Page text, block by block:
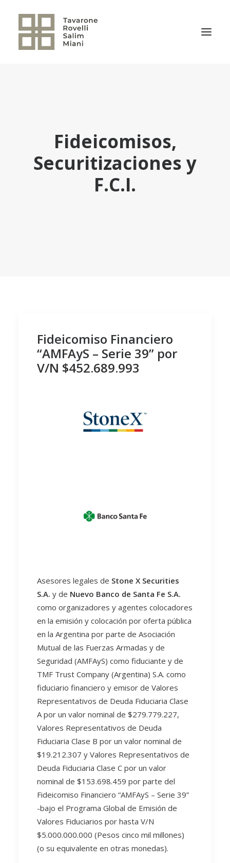
NUESTRO EQUIPO
TRANSACCIONES RELEVANTES
Fideicomisos,
Securitizaciones y
F.C.I.
Fideicomiso Financiero
“AMFAyS – Serie 39” por
V/N $452.689.993
Asesores legales de Stone X Securities
S.A. y de Nuevo Banco de Santa Fe S.A.
como organizadores y agentes colocadores
en la emisión y colocación por oferta pública
en la Argentina por parte de Asociación
Mutual de las Fuerzas Armadas y de
Seguridad (AMFAyS) como fiduciante y de
TMF Trust Company (Argentina) S.A. como
fiduciario financiero y emisor de Valores
Representativos de Deuda Fiduciaria Clase
A por un valor nominal de $279.779.227,
Valores Representativos de Deuda
Fiduciaria Clase B por un valor nominal de
$19.212.307 y Valores Representativos de
Deuda Fiduciaria Clase C por un valor
nominal de $153.698.459 por parte del
Fideicomiso Financiero “AMFAyS – Serie 39”
-bajo el Programa Global de Emisión de
Valores Fiduciarios por hasta V/N
$5.000.000.000 (Pesos cinco mil millones)
(o su equivalente en otras monedas).